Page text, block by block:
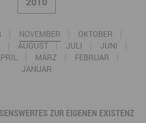
NOVEMBER
OKTOBER
AUGUST JULI
JUNI
MÄRZ
FEBRUAR
JANUAR
ZUR EIGENEN EXISTENZ